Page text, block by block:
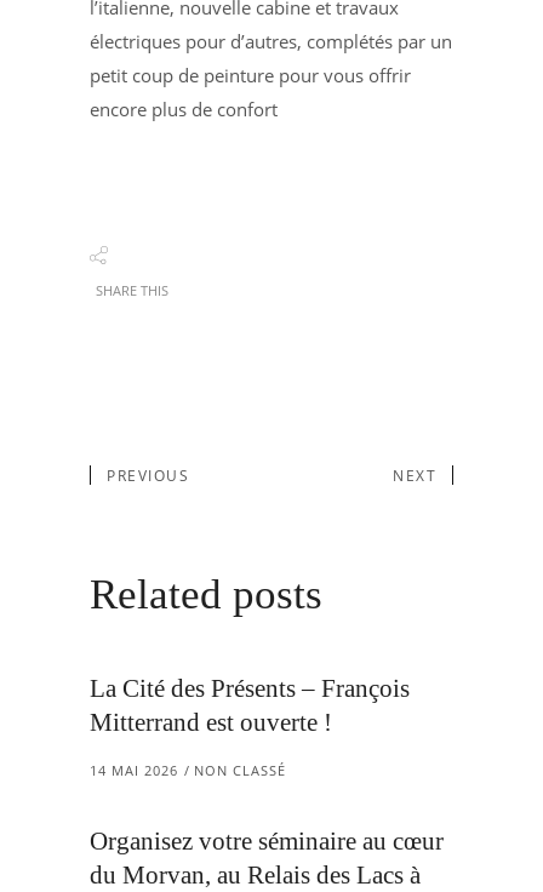
l’italienne, nouvelle cabine et travaux
électriques pour d’autres, complétés par un
petit coup de peinture pour vous offrir
encore plus de confort
SHARE THIS
PREVIOUS NEXT
Related posts
La Cité des Présents – François
Mitterrand est ouverte !
14 MAI 2026 NON CLASSÉ
Organisez votre séminaire au cœur
du Morvan, au Relais des Lacs à